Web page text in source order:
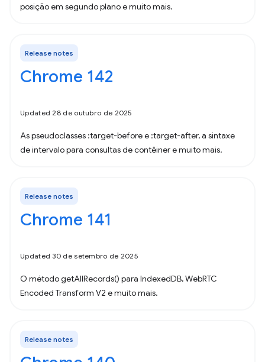
posição em segundo plano e muito mais.
Release notes
Chrome 142
Updated 28 de outubro de 2025
As pseudoclasses :target-before e :target-after, a sintaxe
de intervalo para consultas de contêiner e muito mais.
Release notes
Chrome 141
Updated 30 de setembro de 2025
O método getAllRecords() para IndexedDB, WebRTC
Encoded Transform V2 e muito mais.
Release notes